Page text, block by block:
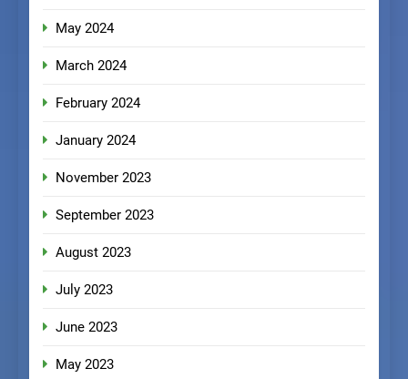
May 2024
March 2024
February 2024
January 2024
November 2023
September 2023
August 2023
July 2023
June 2023
May 2023